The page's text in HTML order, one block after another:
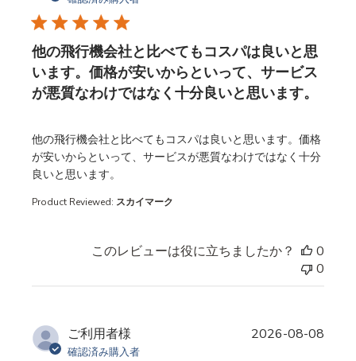
他の飛行機会社と比べてもコスパは良いと思
います。価格が安いからといって、サービス
が悪質なわけではなく十分良いと思います。
他の飛行機会社と比べてもコスパは良いと思います。価格
が安いからといって、サービスが悪質なわけではなく十分
良いと思います。
read more about review content
Product Reviewed: スカイマーク
このレビューは役に立ちましたか？
0
0
ご利用者様
確認済み購入者
2026-08-08